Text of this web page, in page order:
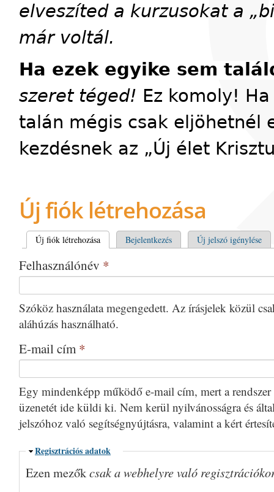
elveszíted a kurzusokat a
már voltál.
Ha ezek egyike sem
szeret téged! Ez komoly!
talán mégis csak eljöhetnél
kezdésnek az „Új élet
Új fiók létrehozása
Elsődleges fülek
Új fiók létrehozása(aktív fül)Bejelentkezés Új jelszó igénylése
Felhasználónév *
Szóköz használata megengedett. Az írásjelek közül
aláhúzás használható.
E-mail cím *
Egy mindenképp működő e-mail cím, mert a rendszer
üzenetét ide küldi ki. Nem kerül nyilvánosságra és
jelszóhoz való segítségnyújtásra, valamint a kért
Elrejtés
Regisztrációs adatok
Ezen mezőkcsak a webhelyre való